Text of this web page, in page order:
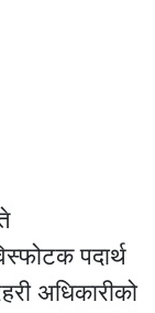
पदार्थ
अधिकारीको